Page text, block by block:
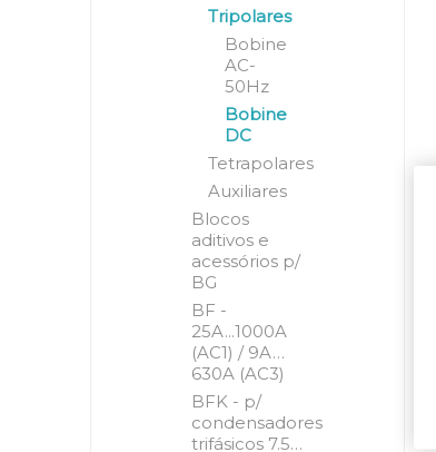
Tripolares
Bobine
AC-
50Hz
Bobine
DC
Tetrapolares
Auxiliares
Blocos
aditivos e
acessórios p/
BG
BF -
25A...1000A
(AC1) / 9A…
630A (AC3)
BFK - p/
condensadores
trifásicos 7.5…